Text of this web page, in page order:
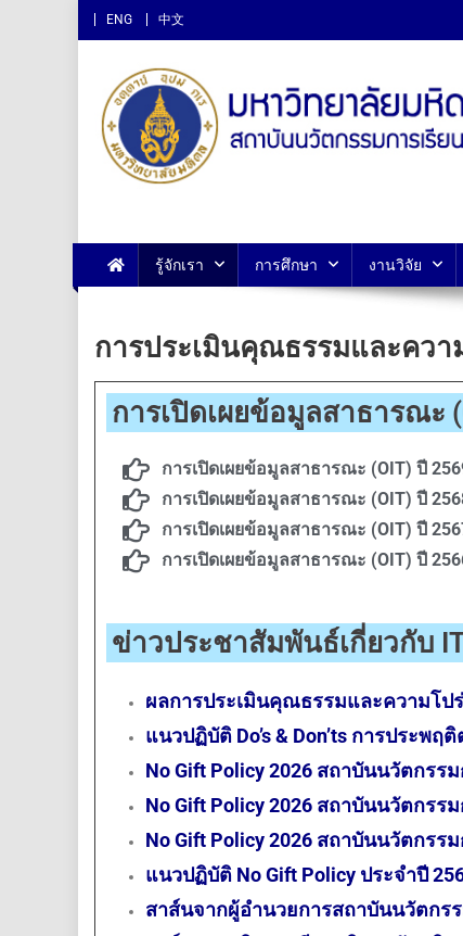
ENG 中文
สถาบันนวัตกรรมการเรี
รู้จักเรา การศึกษา งานวิจัย
การประเมินคุณธรรมและควา
การเปิดเผยข้อมูลสาธารณะ
การเปิดเผยข้อมูลสาธารณะ (OIT) ปี
การเปิดเผยข้อมูลสาธารณะ (OIT) ปี
การเปิดเผยข้อมูลสาธารณะ (OIT) ปี
การเปิดเผยข้อมูลสาธารณะ (OIT) ปี
ข่าวประชาสัมพันธ์เกี่ยวกับ
ผลการประเมินคุณธรรมและความโป
แนวปฏิบัติ Do’s & Don’ts การประพฤ
No Gift Policy 2026 สถาบันนวัตกร
No Gift Policy 2026 สถาบันนวัตกร
No Gift Policy 2026 สถาบันนวัตกร
แนวปฏิบัติ No Gift Policy ประจำปี
สาส์นจากผู้อำนวยการสถาบันนวัตกร